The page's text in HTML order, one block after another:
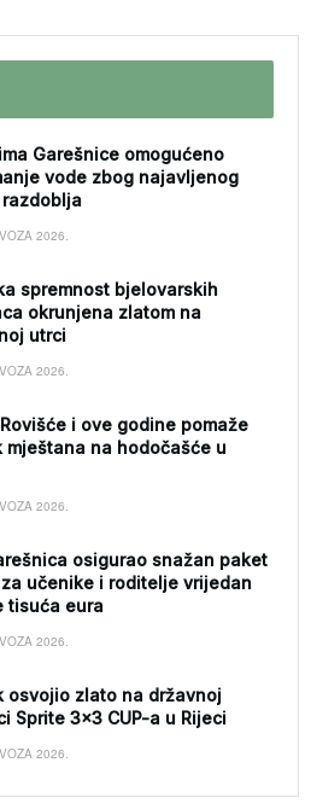
Garešnice omogućeno
vode zbog najavljenog
2026.
spremnost bjelovarskih
okrunjena zlatom na
utrci
2026.
i ove godine pomaže
mještana na hodočašće u
2026.
osigurao snažan paket
učenike i roditelje vrijedan
tisuća eura
2026.
osvojio zlato na državnoj
Sprite 3×3 CUP-a u Rijeci
2026.